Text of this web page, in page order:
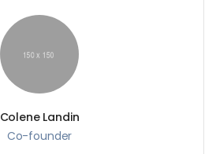
Colene Landin
Co-founder